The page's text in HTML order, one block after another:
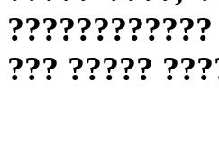
??? ?????